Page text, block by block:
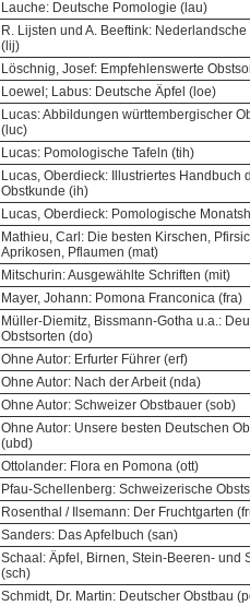
Lauche: Deutsche Pomologie (lau)
R. Lijsten und A. Beeftink: Nederlandsche
(lij)
Löschnig, Josef: Empfehlenswerte
Loewel; Labus: Deutsche Äpfel (loe)
Lucas: Abbildungen württembergischer
(luc)
Lucas: Pomologische Tafeln (tih)
Lucas, Oberdieck: Illustriertes Handbuch
Obstkunde (ih)
Lucas, Oberdieck: Pomologische
Mathieu, Carl: Die besten Kirschen,
Aprikosen, Pflaumen (mat)
Mitschurin: Ausgewählte Schriften (mit)
Mayer, Johann: Pomona Franconica (fra)
Müller-Diemitz, Bissmann-Gotha u.a.:
Obstsorten (do)
Ohne Autor: Erfurter Führer (erf)
Ohne Autor: Nach der Arbeit (nda)
Ohne Autor: Schweizer Obstbauer (sob)
Ohne Autor: Unsere besten Deutschen
(ubd)
Ottolander: Flora en Pomona (ott)
Pfau-Schellenberg: Schweizerische
Rosenthal / Ilsemann: Der Fruchtgarten
Sanders: Das Apfelbuch (san)
Schaal: Äpfel, Birnen, Stein-Beeren- und
(sch)
Schmidt, Dr. Martin: Deutscher Obstbau